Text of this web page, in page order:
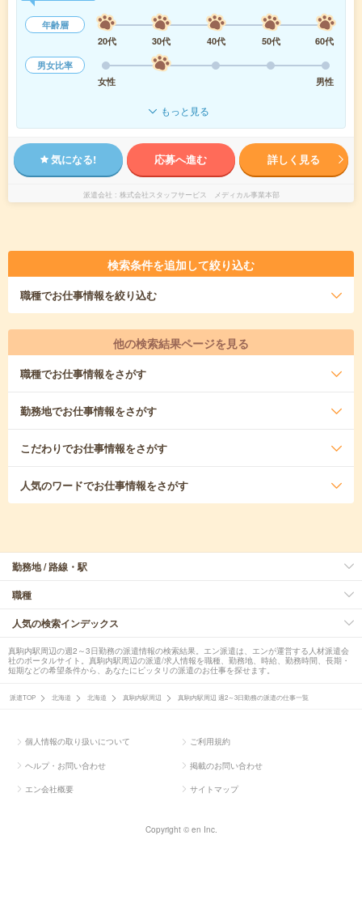
年齢層
20代
30代 40代 50代
60代
男女比率
女性
男性
もっと見る
気になる! 応募へ進む 詳しく見る
派遣会社 株式会社スタッフサービス メディカル事業本部
検索条件を追加して絞り込む
職種でお仕事情報を絞り込む
他の検索結果ページを見る
職種でお仕事情報をさがす
勤務地でお仕事情報をさがす
こだわりでお仕事情報をさがす
人気のワードでお仕事情報をさがす
勤務地 / 路線・駅
職種
人気の検索インデックス
真駒内駅周辺の週2～3日勤務の派遣情報の検索結果。エン派遣は、エンが運営する人材派遣会
社のポータルサイト。真駒内駅周辺の派遣/求人情報を職種、勤務地、時給、勤務時間、長期・
短期などの希望条件から、あなたにピッタリの派遣のお仕事を探せます。
派遣TOP 北海道 北海道 真駒内駅周辺 真駒内駅周辺 週2～3日勤務の派遣の仕事一覧
個人情報の取り扱いについて ご利用規約
ヘルプ・お問い合わせ 掲載のお問い合わせ
エン会社概要 サイトマップ
Copyright © en Inc.